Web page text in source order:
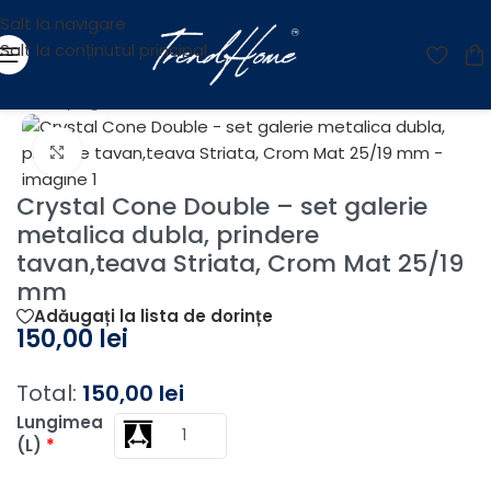
Salt la navigare
Salt la conținutul principal
Fă clic pentru a mări
Crystal Cone Double – set galerie
metalica dubla, prindere
tavan,teava Striata, Crom Mat 25/19
mm
Adăugați la lista de dorințe
150,00 lei
Lungimea
(L) *
Total: 150,00 lei